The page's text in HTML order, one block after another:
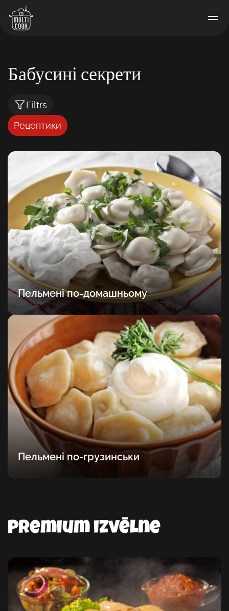
Бабусині секрети
Filtrs
Рецептики
Пельмені по-домашньому
Пельмені по-грузинськи
Premium izvēlne